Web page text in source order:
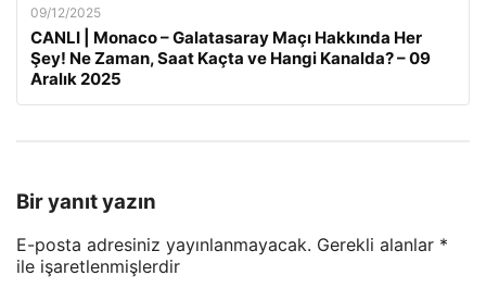
09/12/2025
CANLI | Monaco – Galatasaray Maçı Hakkında Her
Şey! Ne Zaman, Saat Kaçta ve Hangi Kanalda? – 09
Aralık 2025
Bir yanıt yazın
E-posta adresiniz yayınlanmayacak. Gerekli alanlar *
ile işaretlenmişlerdir